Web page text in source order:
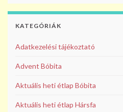
KATEGÓRIÁK
Adatkezelési tájékoztató
Advent Bóbita
Aktuális heti étlap Bóbita
Aktuális heti étlap Hársfa